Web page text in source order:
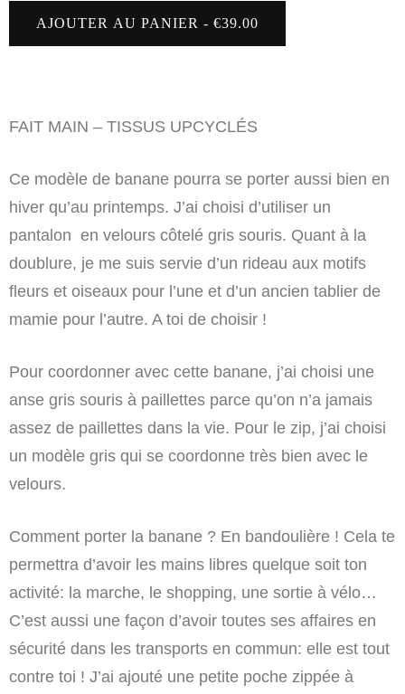
AJOUTER AU PANIER - €39.00
FAIT MAIN – TISSUS UPCYCLÉS
Ce modèle de banane pourra se porter aussi bien en
hiver qu’au printemps. J’ai choisi d’utiliser un
pantalon en velours côtelé gris souris. Quant à la
doublure, je me suis servie d’un rideau aux motifs
fleurs et oiseaux pour l’une et d’un ancien tablier de
mamie pour l’autre. A toi de choisir !
Pour coordonner avec cette banane, j’ai choisi une
anse gris souris à paillettes parce qu’on n’a jamais
assez de paillettes dans la vie. Pour le zip, j’ai choisi
un modèle gris qui se coordonne très bien avec le
velours.
Comment porter la banane ? En bandoulière ! Cela te
permettra d’avoir les mains libres quelque soit ton
activité: la marche, le shopping, une sortie à vélo…
C’est aussi une façon d’avoir toutes ses affaires en
sécurité dans les transports en commun: elle est tout
contre toi ! J’ai ajouté une petite poche zippée à